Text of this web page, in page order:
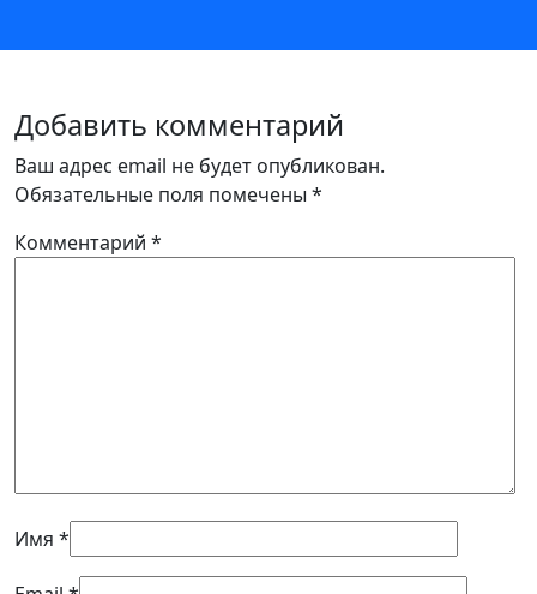
Добавить комментарий
Ваш адрес email не будет опубликован.
Обязательные поля помечены *
Комментарий *
Имя *